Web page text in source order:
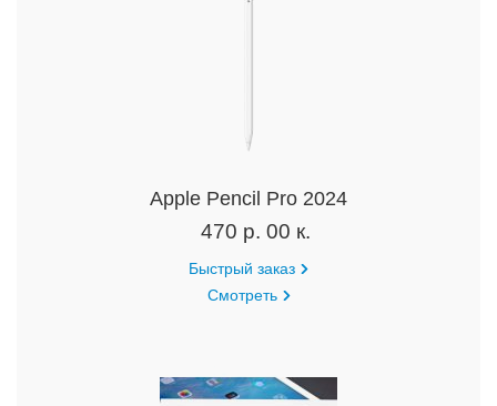
Apple Pencil Pro 2024
470 р. 00 к.
Быстрый заказ
Смотреть